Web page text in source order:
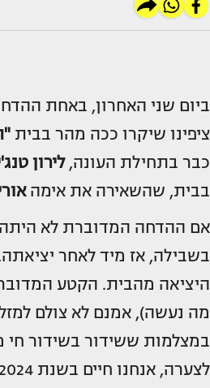
ביום שני האחרון, באחת
ציפינו שיקרו ככה מהר בבית
כבר בתחילת העונה,לירון
בבית, שהשאירה את אימה
אם ההדחה המדוברת לא
בשבילה, אז מיד לאחר
היציאה מהבית. הקטע
מה נעשה), אמנם לא צולם
במצלמות ששידור בשידור חי